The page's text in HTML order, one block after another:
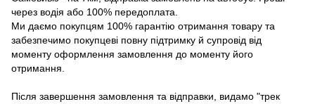
через водія або 100% передоплата.
Ми даємо покупцям 100% гарантію отримання товару та
забезпечимо покупцеві повну підтримку й супровід від
моменту оформлення замовлення до моменту його
отримання.
Після завершення замовлення та відправки, видамо "трек